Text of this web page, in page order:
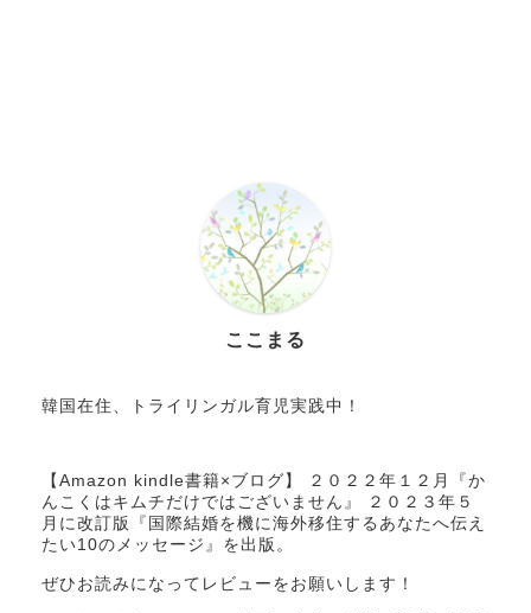
ここまる
韓国在住、トライリンガル育児実践中！
【Amazon kindle書籍×ブログ】 ２０２２年１２月『か
んこくはキムチだけではございません』 ２０２３年５
月に改訂版『国際結婚を機に海外移住するあなたへ伝え
たい10のメッセージ』を出版。
ぜひお読みになってレビューをお願いします！